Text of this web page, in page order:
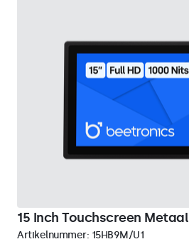
15 Inch Touchscreen
Artikelnummer: 15HB9M/U1